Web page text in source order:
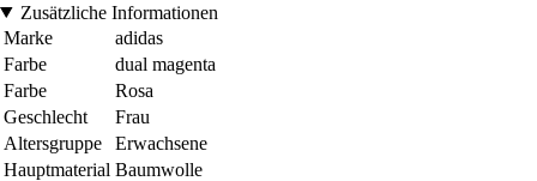
Zusätzliche Informationen
Marke
adidas
Farbe
dual magenta
Farbe
Rosa
Geschlecht
Frau
Altersgruppe
Erwachsene
Hauptmaterial Baumwolle